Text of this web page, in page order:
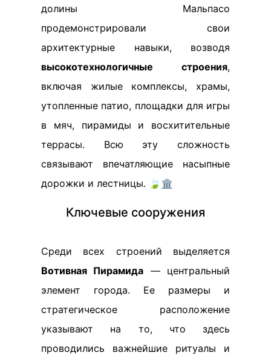
долины Мальпасо
продемонстрировали свои
архитектурные навыки, возводя
высокотехнологичные строения,
включая жилые комплексы, храмы,
утопленные патио, площадки для игры
в мяч, пирамиды и восхитительные
террасы. Всю эту сложность
связывают впечатляющие насыпные
дорожки и лестницы. 🍃🏛️
Ключевые сооружения
Среди всех строений выделяется
Вотивная Пирамида — центральный
элемент города. Ее размеры и
стратегическое расположение
указывают на то, что здесь
проводились важнейшие ритуалы и